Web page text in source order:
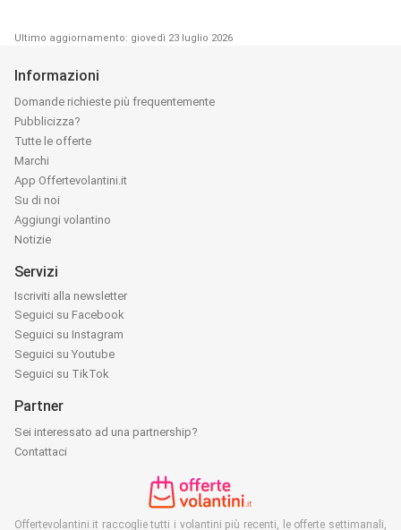
Ultimo aggiornamento: giovedì 23 luglio 2026
Informazioni
Domande richieste più frequentemente
Pubblicizza?
Tutte le offerte
Marchi
App Offertevolantini.it
Su di noi
Aggiungi volantino
Notizie
Servizi
Iscriviti alla newsletter
Seguici su Facebook
Seguici su Instagram
Seguici su Youtube
Seguici su TikTok
Partner
Sei interessato ad una partnership?
Contattaci
Offertevolantini.it raccoglie tutti i volantini più recenti, le offerte settimanali,